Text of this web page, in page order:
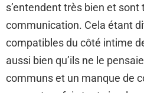
s’entendent très bien et sont
communication. Cela étant
compatibles du côté intime
aussi bien qu’ils ne le
communs et un manque de